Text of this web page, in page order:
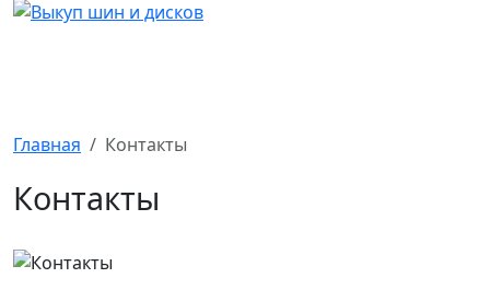
Главная Контакты
Контакты